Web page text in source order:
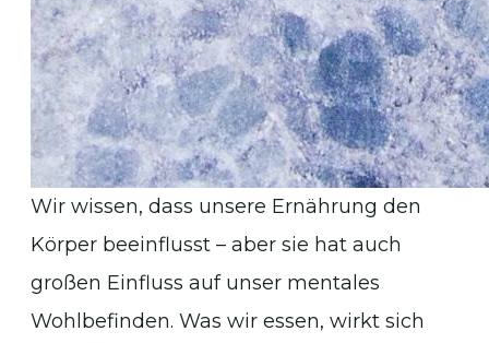
Wir wissen, dass unsere Ernährung den
Körper beeinflusst – aber sie hat auch
großen Einfluss auf unser mentales
Wohlbefinden. Was wir essen, wirkt sich